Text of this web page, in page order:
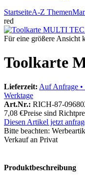
StartseiteA-Z Themen
red
Für eine größere Ansicht
Toolkarte
Lieferzeit: Auf Anfrage
Werktage
Art.Nr.: RICH-87-
7,08 €Preise sind
Diesen Artikel jetzt
Bitte beachten:
Verkauf an Privat
Produktbeschreibung